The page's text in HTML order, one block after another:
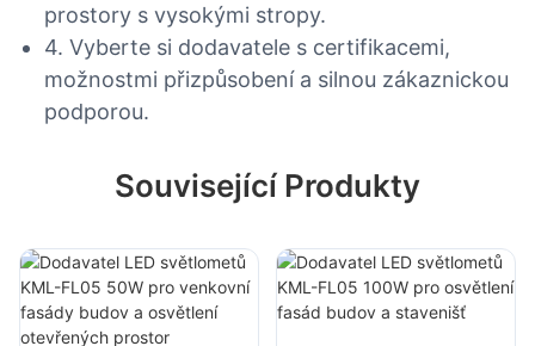
prostory s vysokými stropy.
4. Vyberte si dodavatele s certifikacemi,
možnostmi přizpůsobení a silnou zákaznickou
podporou.
Související Produkty